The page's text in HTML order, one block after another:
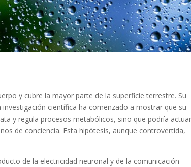
y cubre la mayor parte de la superficie terrestre. Su
científica ha comenzado a mostrar que su
y regula procesos metabólicos, sino que podría actuar
de conciencia. Esta hipótesis, aunque controvertida,
de la electricidad neuronal y de la comunicación